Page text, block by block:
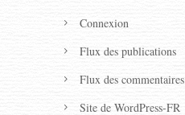
Connexion
Flux des publications
Flux des commentaires
Site de WordPress-FR